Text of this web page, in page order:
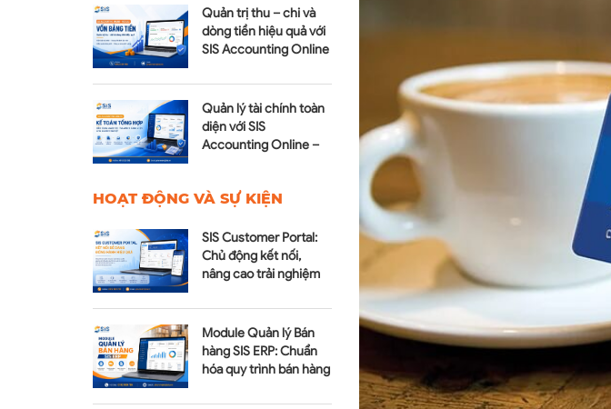
Quản trị thu – chi và
dòng tiền hiệu quả với
SIS Accounting Online
tiền
Quản lý tài chính toàn
diện với SIS
Accounting Online –
HOẠT ĐỘNG VÀ SỰ KIỆN
SIS Customer Portal:
Chủ động kết nối,
nâng cao trải nghiệm
Module Quản lý Bán
hàng SIS ERP: Chuẩn
hóa quy trình bán hàng